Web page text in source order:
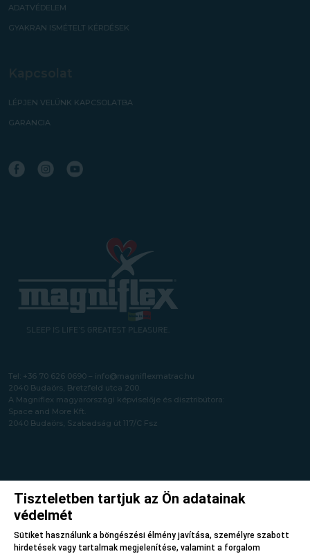
ADATVÉDELEM
GYAKRAN ISMÉTELT KÉRDÉSEK
LÉPJEN VELÜNK KAPCSOLATBA
GARANCIA
Tel: +36 70 626 0690 – info@magniflexmatrac.hu
2040 Budaörs, Bretzfeld utca 200.
A Magniflex magyarországi képviselője és disztribútora:
Space and More Kft.
2040 Budaörs, Szabadság út 117/C Fsz
Süti beállítások
Copyright © 2026 Magniflex. Minden jog fenntartva.
Tiszteletben tartjuk az Ön adatainak
védelmét
Sütiket használunk a böngészési élmény javítása, személyre szabott
hirdetések vagy tartalmak megjelenítése, valamint a forgalom